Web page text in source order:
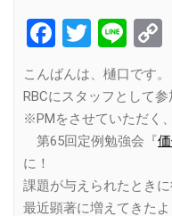
Facebook
Twitter
Line
こんばんは、樋口です。
RBCにスタッフとして
※PMをさせていただく
第65回定例勉強会『
に！
課題が与えられたときに
最近顕著に増えてきたよ